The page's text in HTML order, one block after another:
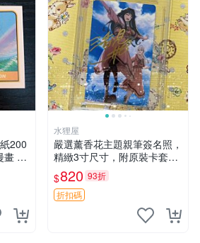
200
畫 貼
水狸屋
嚴選薰香花主題親筆簽名照，
精緻3寸尺寸，附原裝卡套。
收藏級品相，值得珍藏。 薰
香花 花卉 照片
$820 93折
折扣碼